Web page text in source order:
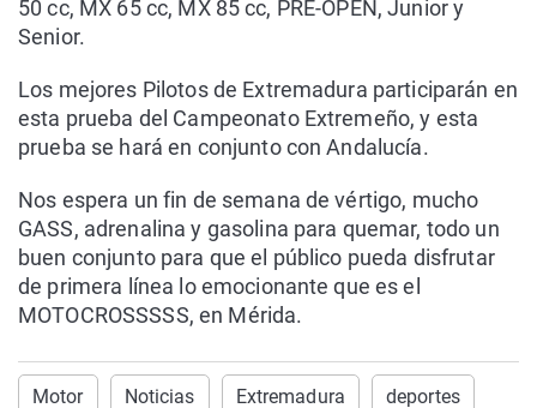
50 cc, MX 65 cc, MX 85 cc, PRE-OPEN, Junior y
Senior.
Los mejores Pilotos de Extremadura participarán en
esta prueba del Campeonato Extremeño, y esta
prueba se hará en conjunto con Andalucía.
Nos espera un fin de semana de vértigo, mucho
GASS, adrenalina y gasolina para quemar, todo un
buen conjunto para que el público pueda disfrutar
de primera línea lo emocionante que es el
MOTOCROSSSSS, en Mérida.
Motor Noticias Extremadura deportes